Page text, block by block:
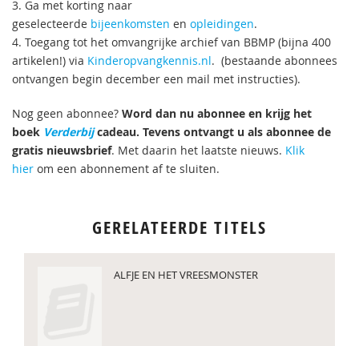
3. Ga met korting naar
geselecteerde bijeenkomsten en opleidingen.
4. Toegang tot het omvangrijke archief van BBMP (bijna 400
artikelen!) via Kinderopvangkennis.nl. (bestaande abonnees
ontvangen begin december een mail met instructies).
Nog geen abonnee? Word dan nu abonnee en krijg het
boek Verderbijcadeau. Tevens ontvangt u als abonnee de
gratis nieuwsbrief. Met daarin het laatste nieuws. Klik
hier om een abonnement af te sluiten.
GERELATEERDE TITELS
ALFJE EN HET VREESMONSTER